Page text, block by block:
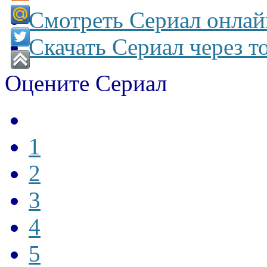
Смотреть Сериал
Скачать Сериал через
Оцените Сериал
1
2
3
4
5